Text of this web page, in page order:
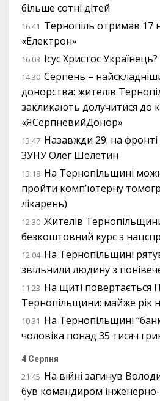
більше сотні дітей
16:41 Тернопіль отримав 17
«Електрон»
16:03 Ісус Христос Українець?
14:30 Серпень –
донорства: жителів
закликають долучитися до
«ЯСерпневийДонор»
13:47 Назавжди 29: на
ЗУНУ Олег Шелетин
13:18 На Тернопільщині
пройти комп’ютерну
лікарень)
12:30 Жителів
безкоштовний курс з
12:04 На Тернопільщині
звільнили людину з
11:23 На щиті повертається
Тернопільщини: майже рік
10:31 На Тернопільщині
чоловіка понад 35 тисяч
4 Серпня
21:45 На війні загинув
був командиром